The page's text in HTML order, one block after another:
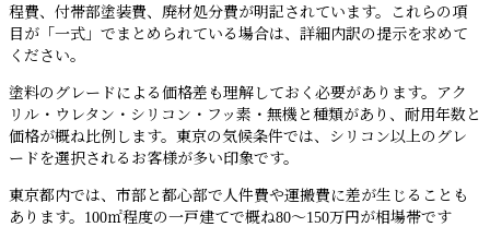
程費、付帯部塗装費、廃材処分費が明記されています。これらの項
目が「一式」でまとめられている場合は、詳細内訳の提示を求めて
ください。
塗料のグレードによる価格差も理解しておく必要があります。アク
リル・ウレタン・シリコン・フッ素・無機と種類があり、耐用年数と
価格が概ね比例します。東京の気候条件では、シリコン以上のグレ
ードを選択されるお客様が多い印象です。
東京都内では、市部と都心部で人件費や運搬費に差が生じることも
あります。100㎡程度の一戸建てで概ね80〜150万円が相場帯です